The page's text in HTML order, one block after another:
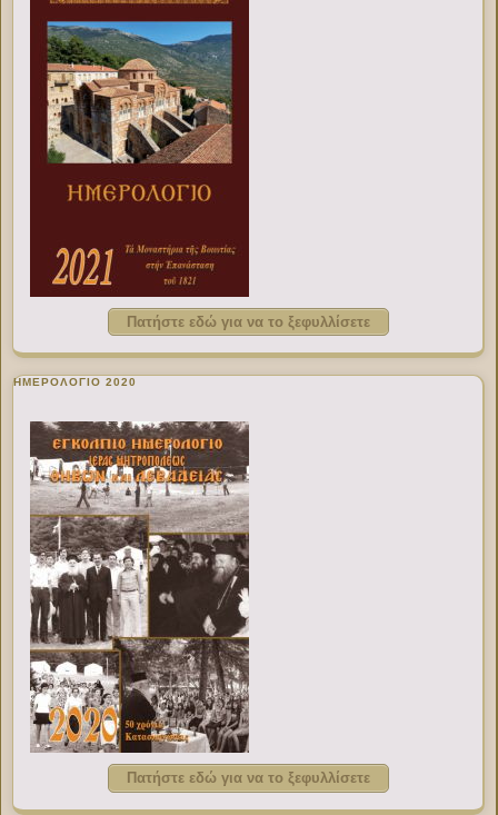
Πατήστε εδώ για να το ξεφυλλίσετε
ΗΜΕΡΟΛΟΓΙΟ 2020
Πατήστε εδώ για να το ξεφυλλίσετε